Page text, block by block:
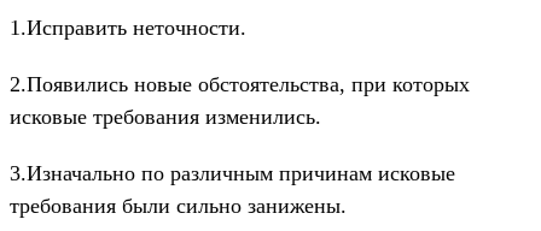
1.Исправить неточности.
2.Появились новые обстоятельства, при которых
исковые требования изменились.
3.Изначально по различным причинам исковые
требования были сильно занижены.